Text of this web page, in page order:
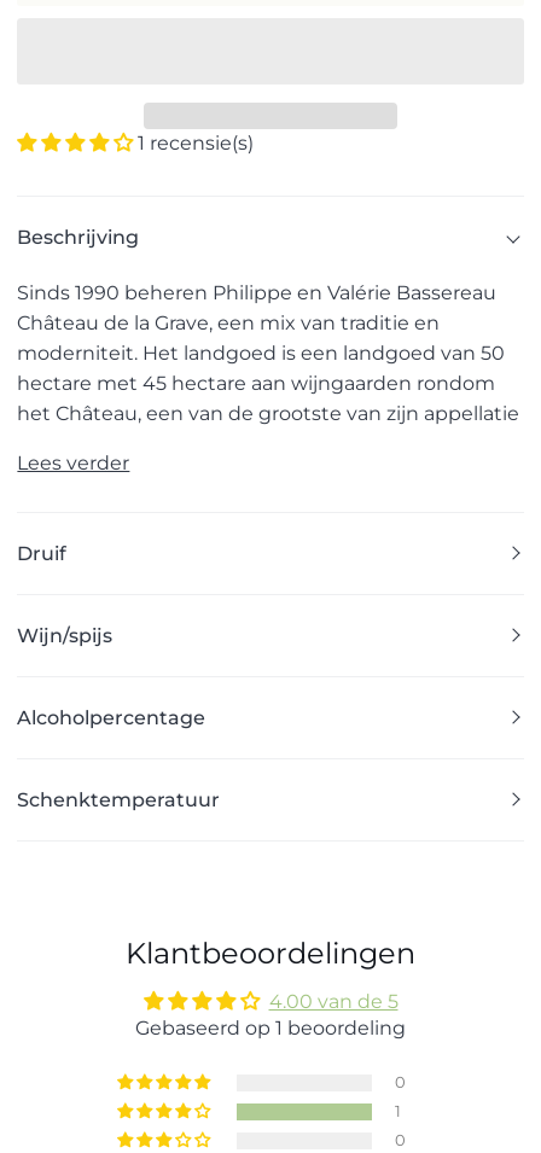
1 recensie(s)
Beschrijving
Sinds 1990 beheren Philippe en Valérie Bassereau
Château de la Grave, een mix van traditie en
moderniteit. Het landgoed is een landgoed van 50
hectare met 45 hectare aan wijngaarden rondom
het Château, een van de grootste van zijn appellatie
Lees verder
Druif
Wijn/spijs
Alcoholpercentage
Schenktemperatuur
Klantbeoordelingen
4.00 van de 5
Gebaseerd op 1 beoordeling
0
1
0